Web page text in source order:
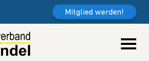
Mitglied werden!